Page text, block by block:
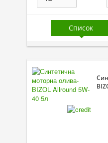
Присадки в паливо
Трансмісійні оливи
Сервісні продукти
Обладнання
Список